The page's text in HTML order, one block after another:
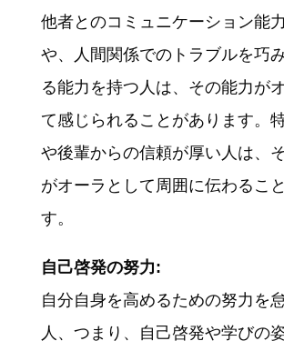
他者とのコミュニケーション能
や、人間関係でのトラブルを巧
る能力を持つ人は、その能力が
て感じられることがあります。
や後輩からの信頼が厚い人は、
がオーラとして周囲に伝わるこ
す。
自己啓発の努力:
自分自身を高めるための努力を
人、つまり、自己啓発や学びの